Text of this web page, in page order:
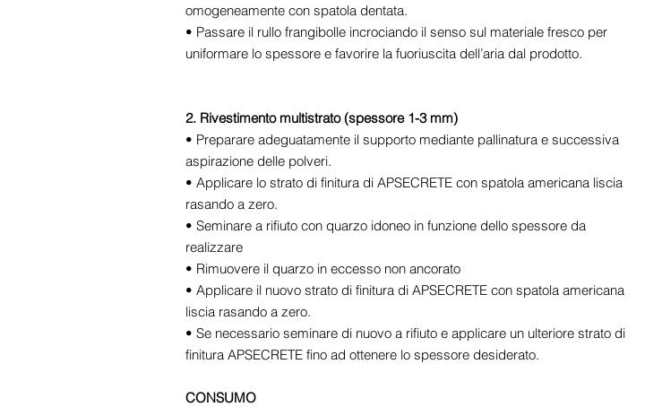
omogeneamente con spatola dentata.
• Passare il rullo frangibolle incrociando il senso sul materiale fresco per
uniformare lo spessore e favorire la fuoriuscita dell’aria dal prodotto.
2. Rivestimento multistrato (spessore 1-3 mm)
• Preparare adeguatamente il supporto mediante pallinatura e successiva
aspirazione delle polveri.
• Applicare lo strato di finitura di APSECRETE con spatola americana liscia
rasando a zero.
• Seminare a rifiuto con quarzo idoneo in funzione dello spessore da
realizzare
• Rimuovere il quarzo in eccesso non ancorato
• Applicare il nuovo strato di finitura di APSECRETE con spatola americana
liscia rasando a zero.
• Se necessario seminare di nuovo a rifiuto e applicare un ulteriore strato di
finitura APSECRETE fino ad ottenere lo spessore desiderato.
CONSUMO